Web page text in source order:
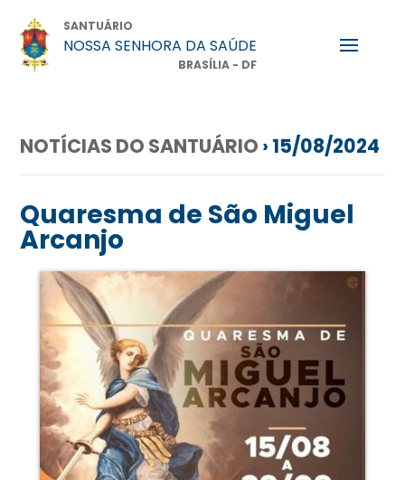
SANTUÁRIO
NOSSA SENHORA DA SAÚDE
BRASÍLIA - DF
NOTÍCIAS DO SANTUÁRIO › 15/08/2024
Quaresma de São Miguel
Arcanjo